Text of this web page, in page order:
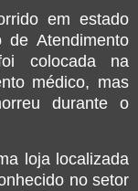
em estado
de Atendimento
colocada na
médico, mas
durante o
loja localizada
no setor